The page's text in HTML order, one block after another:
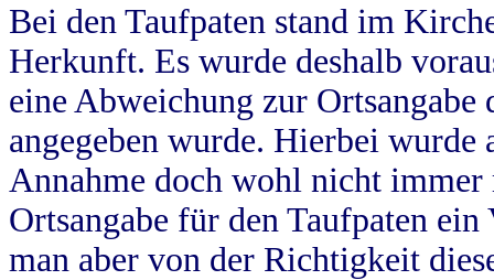
Bei den Taufpaten stand im
Herkunft. Es wurde deshalb
eine Abweichung zur
angegeben wurde. Hierbei wurde
Annahme doch wohl nicht
Ortsangabe für den Taufpaten
man aber von der Richtigkeit